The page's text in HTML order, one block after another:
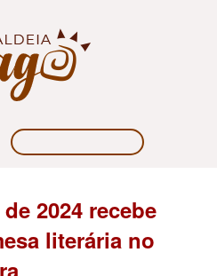
2024 recebe
literária no